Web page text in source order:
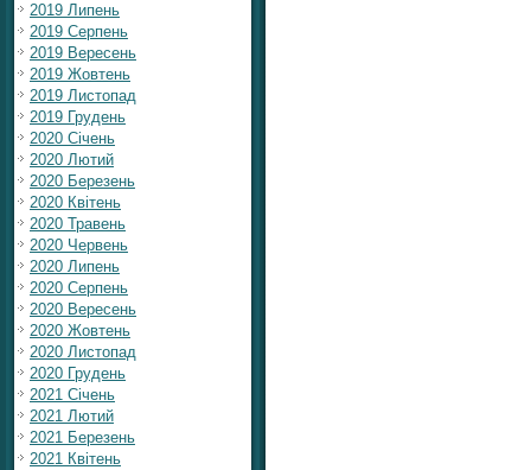
2019 Липень
2019 Серпень
2019 Вересень
2019 Жовтень
2019 Листопад
2019 Грудень
2020 Січень
2020 Лютий
2020 Березень
2020 Квітень
2020 Травень
2020 Червень
2020 Липень
2020 Серпень
2020 Вересень
2020 Жовтень
2020 Листопад
2020 Грудень
2021 Січень
2021 Лютий
2021 Березень
2021 Квітень